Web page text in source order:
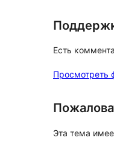
Есть
Просмотреть
Эта тема